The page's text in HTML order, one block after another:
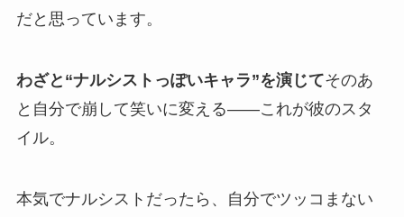
だと思っています。
わざと“ナルシストっぽいキャラ”を演じてそのあ
と自分で崩して笑いに変える――これが彼のスタ
イル。
本気でナルシストだったら、自分でツッコまない